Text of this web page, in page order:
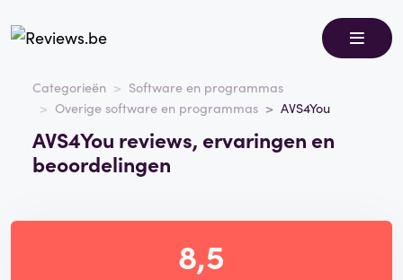
Categorieën
Software en programmas
Overige software en programmas
AVS4You
AVS4You reviews, ervaringen en
beoordelingen
8,5